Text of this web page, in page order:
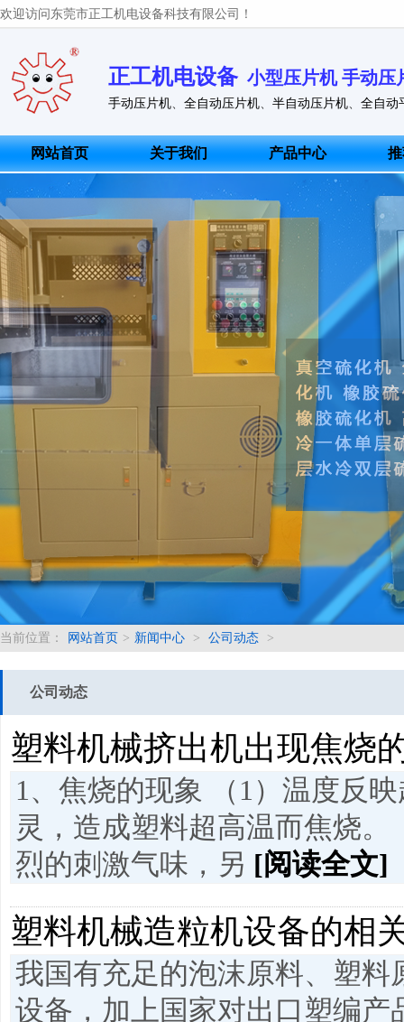
欢迎访问东莞市正工机电设备科技有限公司！
正工机电设备 小型压片机 手动压
手动压片机、 全自动压片机、 半自动压片机、 全自动
网站首页 关于我们 产品中心
当前位置： 网站首页 > 新闻中心 > 公司动态 >
公司动态
塑料机械挤出机出现焦烧
1、焦烧的现象 （1）温度反
灵，造成塑料超高温而焦烧
烈的刺激气味，另 [阅读全文]
塑料机械造粒机设备的相
我国有充足的泡沫原料、塑
设备，加上国家对出口塑编